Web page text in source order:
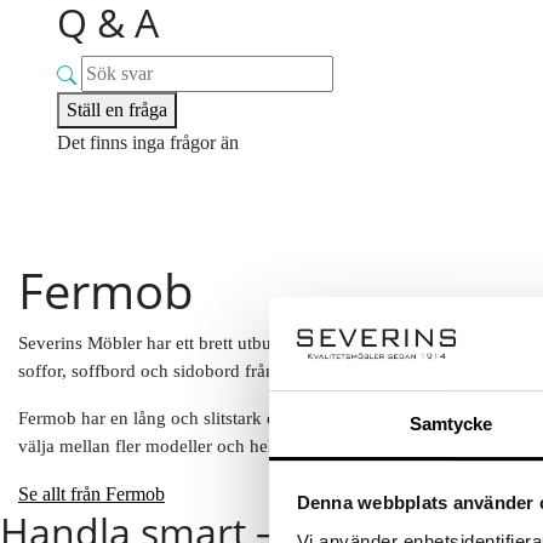
Samtycke
Denna webbplats använder
Q & A
Ställ en fråga
Det finns inga frågor än
Fermob
Severins Möbler har ett brett utbud avutemöblerochcafémöbler
soffor, soffbord och sidobord från Fermob.
Fermob har en lång och slitstark erfarenhet från det franska
välja mellan fler modeller och hela 24 olika färger. Precis som
Se allt från Fermob
Handla smart – få 10% rabatt